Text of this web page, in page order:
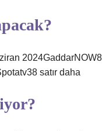
satır daha